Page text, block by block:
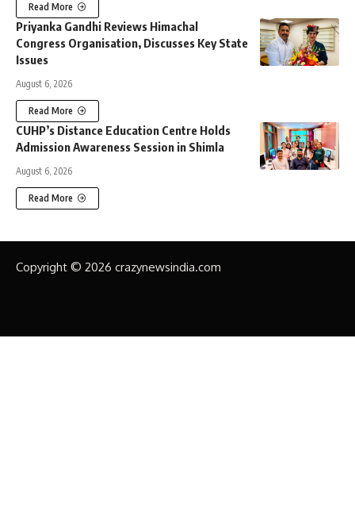
Read More
Priyanka Gandhi Reviews Himachal
Congress Organisation, Discusses Key State
Issues
August 6, 2026
Read More
CUHP’s Distance Education Centre Holds
Admission Awareness Session in Shimla
August 6, 2026
Read More
Copyright © 2026 crazynewsindia.com